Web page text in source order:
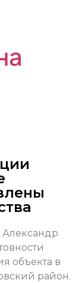
Александр
объекта в
район.